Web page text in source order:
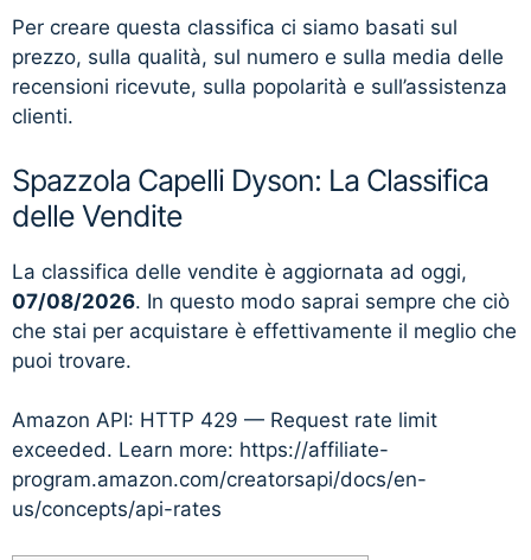
Per creare questa classifica ci siamo basati sul
prezzo, sulla qualità, sul numero e sulla media delle
recensioni ricevute, sulla popolarità e sull’assistenza
clienti.
Spazzola Capelli Dyson: La Classifica
delle Vendite
La classifica delle vendite è aggiornata ad oggi,
07/08/2026. In questo modo saprai sempre che ciò
che stai per acquistare è effettivamente il meglio che
puoi trovare.
Amazon API: HTTP 429 — Request rate limit
exceeded. Learn more: https://affiliate-
program.amazon.com/creatorsapi/docs/en-
us/concepts/api-rates